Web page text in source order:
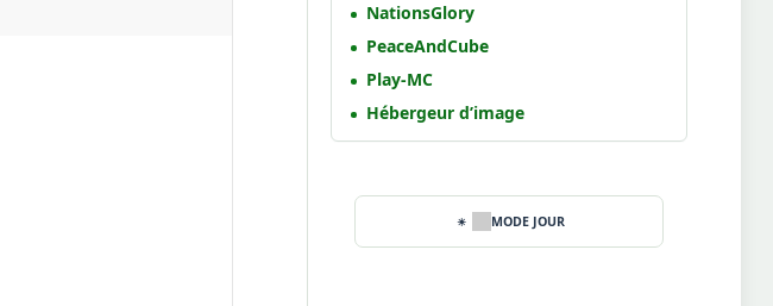
NationsGlory
PeaceAndCube
Play-MC
Hébergeur d’image
MODE JOUR